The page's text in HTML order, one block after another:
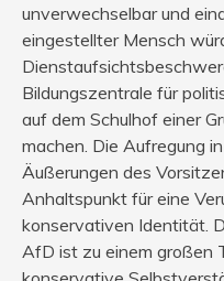
unverwechselbar und
eingestellter Mensch
Bildungszentrale für
auf dem Schulhof einer
machen. Die Aufregung
Äußerungen des
Anhaltspunkt für eine
konservativen Identität.
AfD ist zu einem großen